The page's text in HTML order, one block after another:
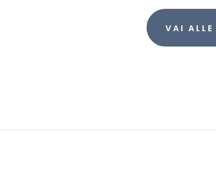
VAI ALLE